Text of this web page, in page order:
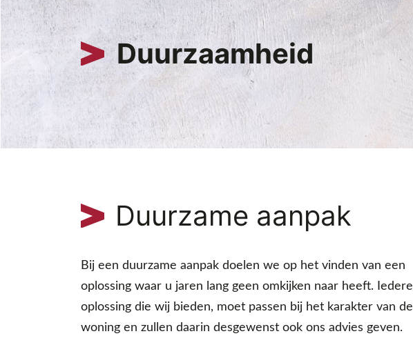
Duurzaamheid
Duurzame aanpak
Bij een duurzame aanpak doelen we op het vinden van een
oplossing waar u jaren lang geen omkijken naar heeft. Iedere
oplossing die wij bieden, moet passen bij het karakter van de
woning en zullen daarin desgewenst ook ons advies geven.